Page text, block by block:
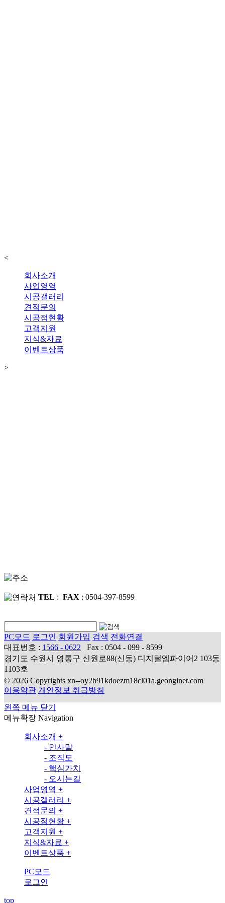
<
회사소개
사업영역
시공갤러리
견적문의
시공점현황
고객지원
지식&자료
이벤트상품
>
TEL : FAX : 0504-397-8599
PC모드 로그인 회원가입 검색 전화연결
대표번호 : 1566 - 0622
Fax : 0504 - 099 - 8599
경기도 수원시 영통구 신원로88(신동) 디지털엠파이어2 103동
1103호
© 2026 Copyrights xn--oy2b91kdoezm18cl01a.geonginet.com
이용약관 개인정보 취급방침
왼쪽 메뉴 닫기
메뉴확장 Navigation
회사소개 +
- 인사말
- 조직도
- 핵심가치
- 오시는길
사업영역 +
시공갤러리 +
견적문의 +
시공점현황 +
고객지원 +
지식&자료 +
이벤트상품 +
PC모드
로그인
top